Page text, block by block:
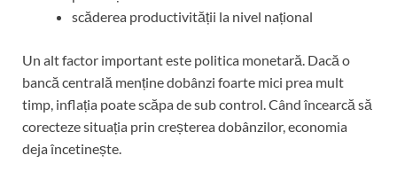
scăderea productivității la nivel național
Un alt factor important este politica monetară. Dacă o
bancă centrală menține dobânzi foarte mici prea mult
timp, inflația poate scăpa de sub control. Când încearcă să
corecteze situația prin creșterea dobânzilor, economia
deja încetinește.